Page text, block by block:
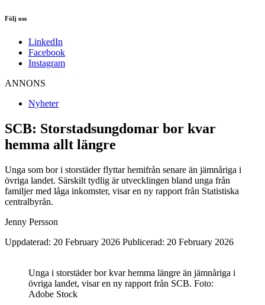
Följ oss
LinkedIn
Facebook
Instagram
ANNONS
Nyheter
SCB: Storstadsungdomar bor kvar
hemma allt längre
Unga som bor i storstäder flyttar hemifrån senare än jämnåriga i
övriga landet. Särskilt tydlig är utvecklingen bland unga från
familjer med låga inkomster, visar en ny rapport från Statistiska
centralbyrån.
Jenny Persson
Uppdaterad: 20 February 2026 Publicerad: 20 February 2026
Unga i storstäder bor kvar hemma längre än jämnåriga i
övriga landet, visar en ny rapport från SCB. Foto:
Adobe Stock